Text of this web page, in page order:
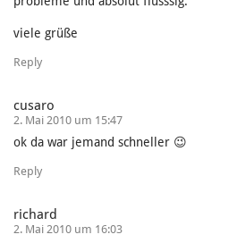
viele grüße
Reply
cusaro
2. Mai 2010 um 15:47
ok da war jemand schneller 😉
Reply
richard
2. Mai 2010 um 16:03